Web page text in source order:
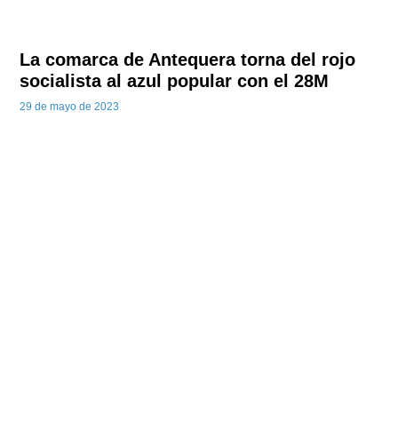
La comarca de Antequera torna del rojo
socialista al azul popular con el 28M
29 de mayo de 2023